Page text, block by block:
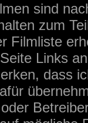
sind
zum
Filmliste
Links
dass